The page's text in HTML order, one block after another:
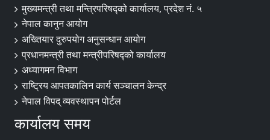
मुख्यमन्त्री तथा मन्त्रिपरिषद्को कार्यालय, प्रदेश नं. ५
नेपाल कानुन आयोग
अख्तियार दुरुपयोग अनुसन्धान आयोग
प्रधानमन्त्री तथा मन्त्रीपरिषद्को कार्यालय
अध्यागमन विभाग
राष्ट्रिय आपतकालिन कार्य सञ्चालन केन्द्र
नेपाल विपद् व्यवस्थापन पोर्टल
कार्यालय समय